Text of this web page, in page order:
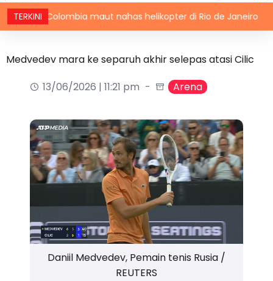
TERKINI
Colombia maut nahas helikopter di Rio de Janeiro
Medvedev mara ke separuh akhir selepas atasi Cilic
13/06/2026 | 11:21 pm
Arena
Daniil Medvedev, Pemain tenis Rusia /
REUTERS